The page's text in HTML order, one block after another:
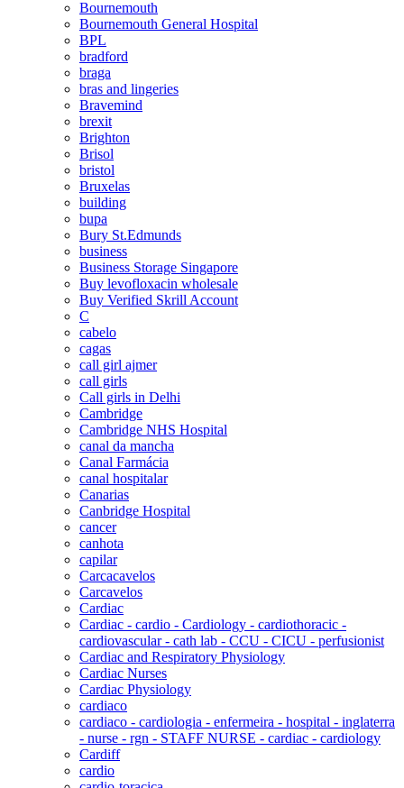
Bournemouth
Bournemouth General Hospital
BPL
bradford
braga
bras and lingeries
Bravemind
brexit
Brighton
Brisol
bristol
Bruxelas
building
bupa
Bury St.Edmunds
business
Business Storage Singapore
Buy levofloxacin wholesale
Buy Verified Skrill Account
C
cabelo
cagas
call girl ajmer
call girls
Call girls in Delhi
Cambridge
Cambridge NHS Hospital
canal da mancha
Canal Farmácia
canal hospitalar
Canarias
Canbridge Hospital
cancer
canhota
capilar
Carcacavelos
Carcavelos
Cardiac
Cardiac - cardio - Cardiology - cardiothoracic -
cardiovascular - cath lab - CCU - CICU - perfusionist
Cardiac and Respiratory Physiology
Cardiac Nurses
Cardiac Physiology
cardiaco
cardiaco - cardiologia - enfermeira - hospital - inglaterra
- nurse - rgn - STAFF NURSE - cardiac - cardiology
Cardiff
cardio